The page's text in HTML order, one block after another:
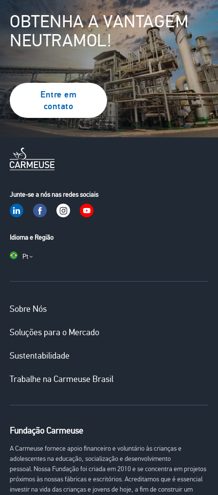
OBTENHA A VANTAGEM
NEUTRAMOL!
Entre em
contato
Junte-se a nós nas redes sociais
Idioma e Região
Pt
Main
Sobre Nós
Soluções para o Mercado
Sustentabilidade
Trabalhe na Carmeuse Brasil
Fundação Carmeuse
A Carmeuse fornece apoio financeiro e voluntário às crianças e
adolescentes na educação, socialização e desenvolvimento
pessoal. Nossa Fundação foi criada em 2010 e se concentra em projetos
próximos às nossas fábricas e escritórios. Acreditamos que é essencial
investir na vida das crianças e jovens de hoje, a fim de construir um